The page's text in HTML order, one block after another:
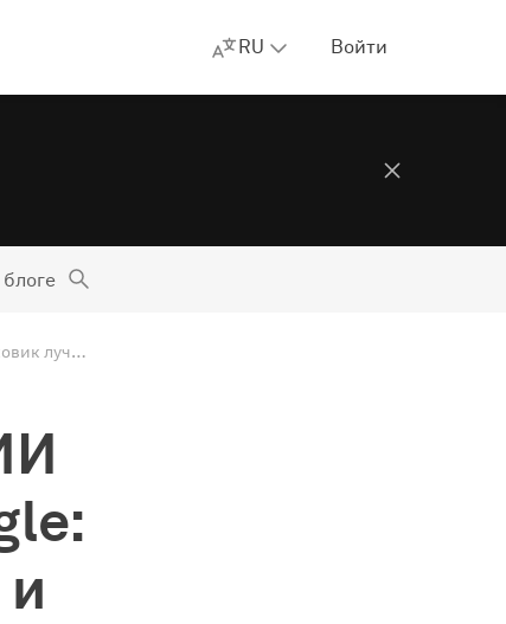
RU Войти
Чат-бот Bing на основе ИИ против привычного Google: какой поисковик лучше, и что насчёт рекламы?